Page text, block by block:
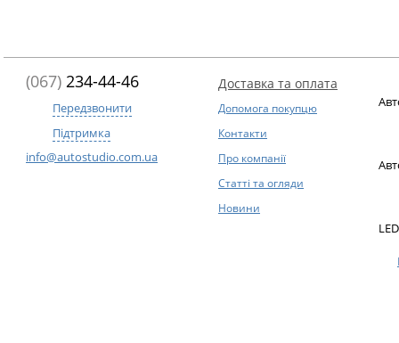
(067) 234-44-46
Передзвонити
Підтримка
info@autostudio.com.ua
Доставка та оплата
Допомога покупцю
Контакти
Про компанії
Статті та огляди
Новини